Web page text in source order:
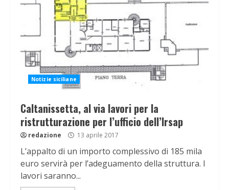
Notizie siciliane
Caltanissetta, al via lavori per la
ristrutturazione per l’ufficio dell’Irsap
redazione 13 aprile 2017
L’appalto di un importo complessivo di 185 mila
euro servirà per l’adeguamento della struttura. I
lavori saranno...